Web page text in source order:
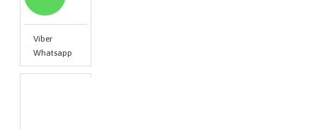
Viber
Whatsapp